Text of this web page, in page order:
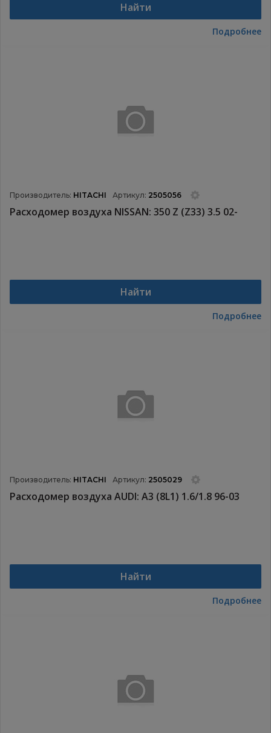
Найти
Подробнее
Производитель: HITACHI Артикул: 2505056
Расходомер воздуха NISSAN: 350 Z (Z33) 3.5 02-
Найти
Подробнее
Производитель: HITACHI Артикул: 2505029
Расходомер воздуха AUDI: A3 (8L1) 1.6/1.8 96-03
Найти
Подробнее